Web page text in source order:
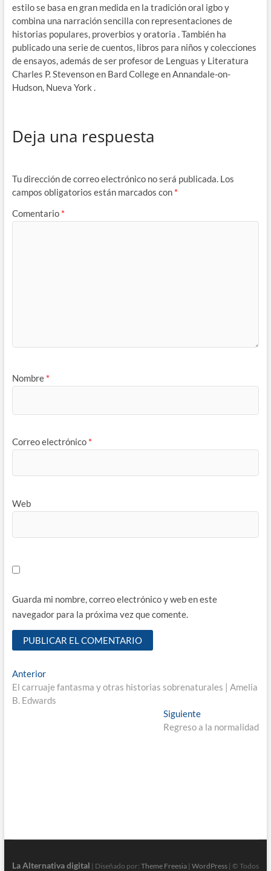
estilo se basa en gran medida en la tradición oral igbo y
combina una narración sencilla con representaciones de
historias populares, proverbios y oratoria . También ha
publicado una serie de cuentos, libros para niños y colecciones
de ensayos, además de ser profesor de Lenguas y Literatura
Charles P. Stevenson en Bard College en Annandale-on-
Hudson, Nueva York .
Deja una respuesta
Tu dirección de correo electrónico no será publicada. Los
campos obligatorios están marcados con *
Comentario *
Nombre *
Correo electrónico *
Web
Guarda mi nombre, correo electrónico y web en este
navegador para la próxima vez que comente.
Navegación
de
AnteriorEntrada
anterior:
El carruaje fantasma y otras historias sobrenaturales | Amelia
B. Edwards
SiguienteEntrada
siguiente:
Regreso a la normalidad
La Alternativa digital | Diseñado por: Theme Freesia| WordPress| © Todos